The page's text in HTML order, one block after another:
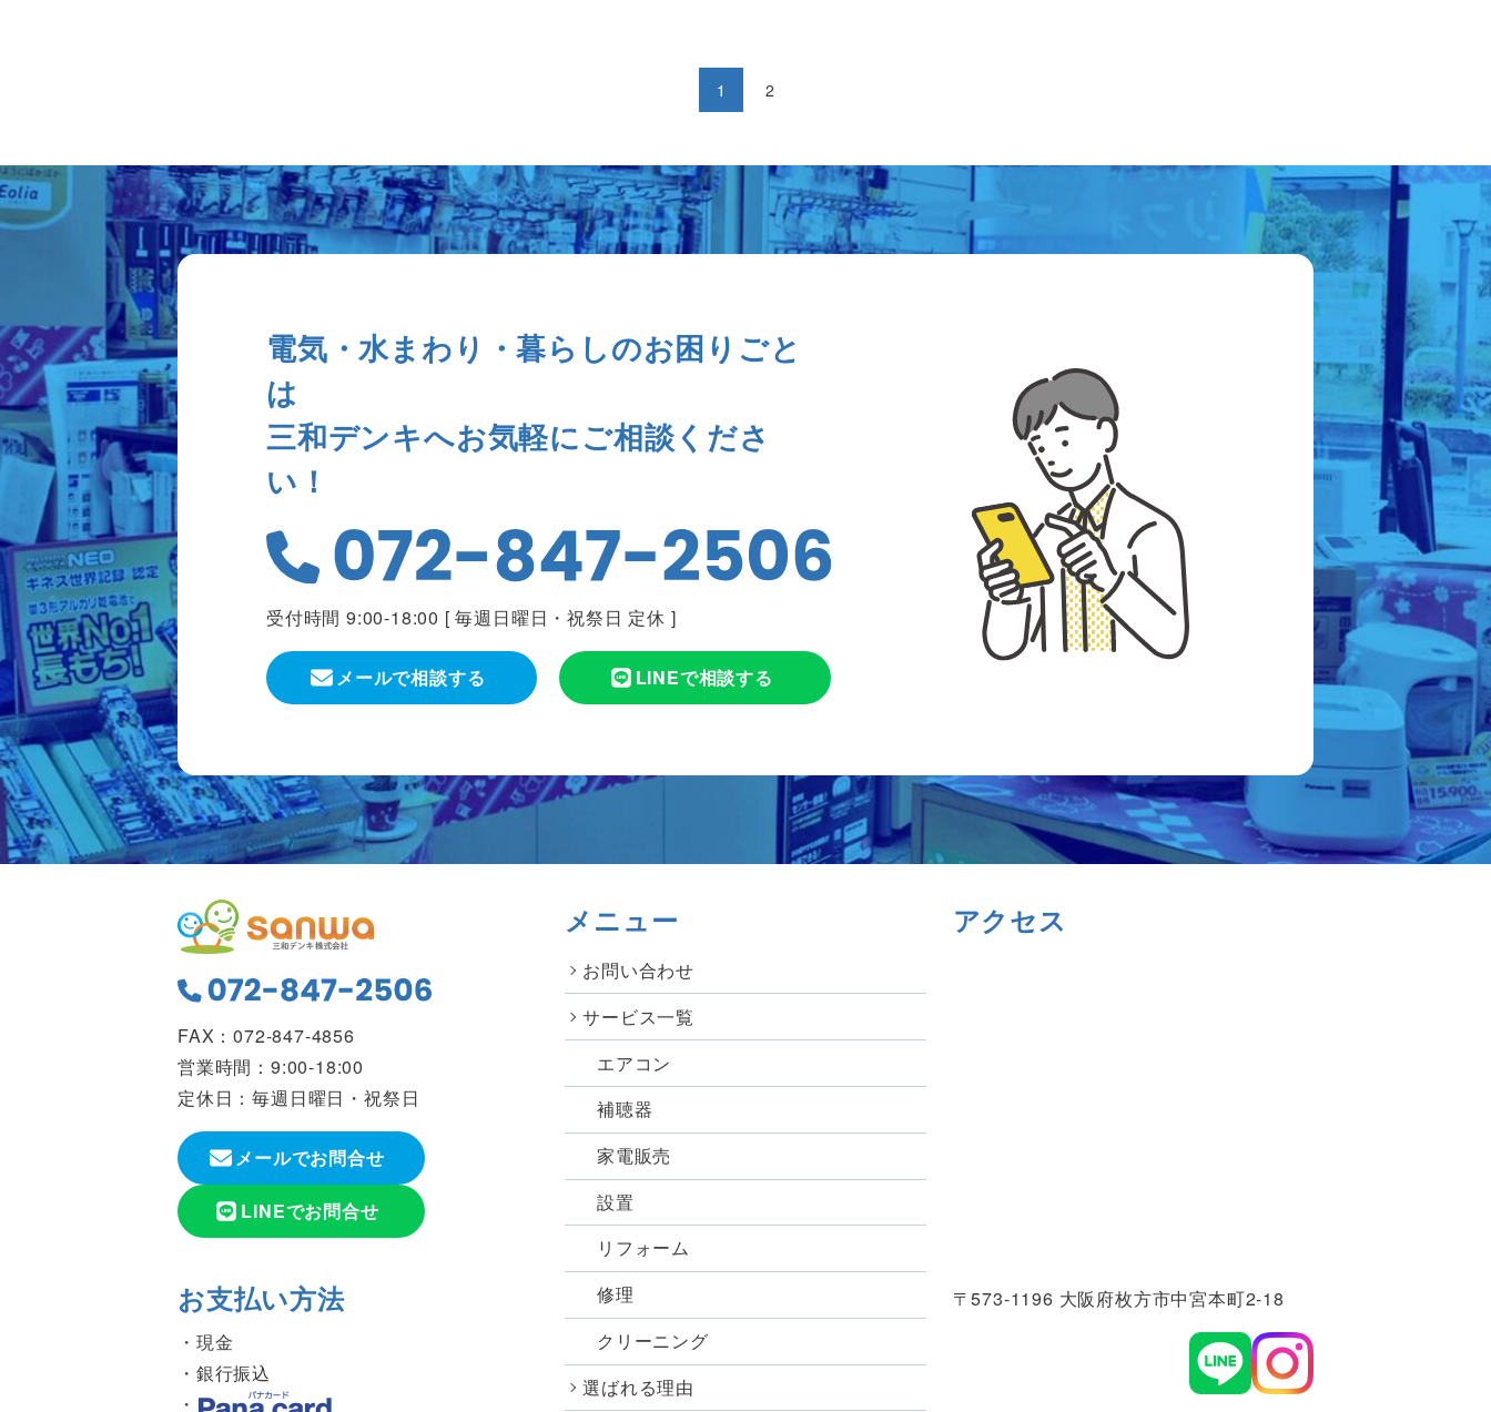
1 2
電気・水まわり・暮らしのお困りごと
は
三和デンキへお気軽にご相談くださ
い！
受付時間 9:00-18:00 [毎週日曜日・祝祭日 定休 ]
メールで相談する LINEで相談する
FAX：072-847-4856
営業時間：9:00-18:00
定休日：毎週日曜日・祝祭日
メールでお問合せ
LINEでお問合せ
お支払い方法
現金
銀行振込
メニュー
お問い合わせ
サービス一覧
エアコン
補聴器
家電販売
設置
リフォーム
修理
クリーニング
選ばれる理由
アクセス
〒573-1196 大阪府枚方市中宮本町2-18